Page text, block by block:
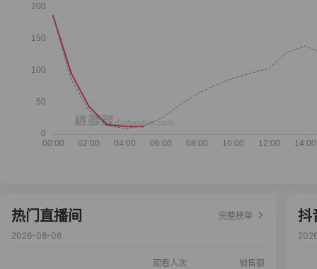
热门直播间
完整榜单
2026-08-06
观看人次 销售额
抖